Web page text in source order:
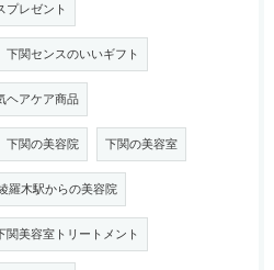
プレゼント
下関センスのいいギフト
ヘアケア商品
下関の美容院 下関の美容室
羅木駅からの美容院
関美容室トリートメント